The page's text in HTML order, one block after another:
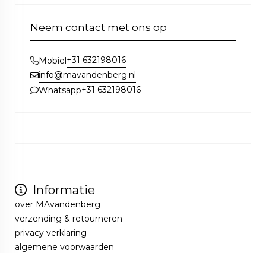
Neem contact met ons op
Mobiel+31 632198016
info@mavandenberg.nl
Whatsapp+31 632198016
Informatie
over MAvandenberg
verzending & retourneren
privacy verklaring
algemene voorwaarden